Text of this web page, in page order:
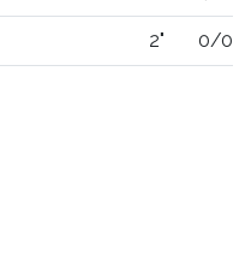
2" 0/0